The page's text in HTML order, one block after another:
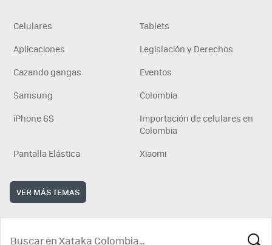
Celulares
Tablets
Aplicaciones
Legislación y Derechos
Cazando gangas
Eventos
Samsung
Colombia
iPhone 6S
Importación de celulares en
Colombia
Pantalla Elástica
Xiaomi
VER MÁS TEMAS